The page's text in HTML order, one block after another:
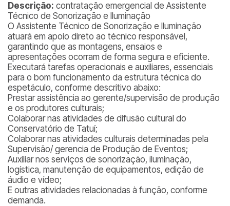
Descrição: contratação emergencial de Assistente
Técnico de Sonorização e Iluminação
O Assistente Técnico de Sonorização e Iluminação
atuará em apoio direto ao técnico responsável,
garantindo que as montagens, ensaios e
apresentações ocorram de forma segura e eficiente.
Executará tarefas operacionais e auxiliares, essenciais
para o bom funcionamento da estrutura técnica do
espetáculo, conforme descritivo abaixo:
Prestar assistência ao gerente/supervisão de produção
e os produtores culturais;
Colaborar nas atividades de difusão cultural do
Conservatório de Tatuí;
Colaborar nas atividades culturais determinadas pela
Supervisão/ gerencia de Produção de Eventos;
Auxiliar nos serviços de sonorização, iluminação,
logística, manutenção de equipamentos, edição de
áudio e vídeo;
E outras atividades relacionadas à função, conforme
demanda.